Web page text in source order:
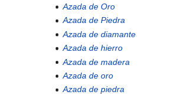
Azada de Oro
Azada de Piedra
Azada de diamante
Azada de hierro
Azada de madera
Azada de oro
Azada de piedra